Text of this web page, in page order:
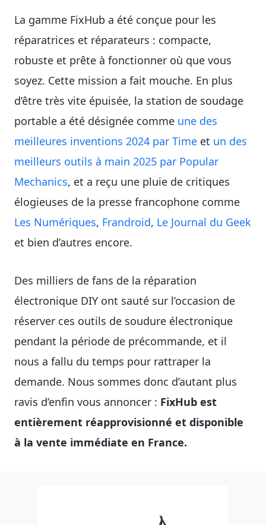
La gamme FixHub a été conçue pour les
réparatrices et réparateurs : compacte,
robuste et prête à fonctionner où que vous
soyez. Cette mission a fait mouche. En plus
d’être très vite épuisée, la station de soudage
portable a été désignée comme une des
meilleures inventions 2024 par Time et un des
meilleurs outils à main 2025 par Popular
Mechanics, et a reçu une pluie de critiques
élogieuses de la presse francophone comme
Les Numériques, Frandroid, Le Journal du Geek
et bien d’autres encore.
Des milliers de fans de la réparation
électronique DIY ont sauté sur l’occasion de
réserver ces outils de soudure électronique
pendant la période de précommande, et il
nous a fallu du temps pour rattraper la
demande. Nous sommes donc d’autant plus
ravis d’enfin vous annoncer : FixHub est
entièrement réapprovisionné et disponible
à la vente immédiate en France.